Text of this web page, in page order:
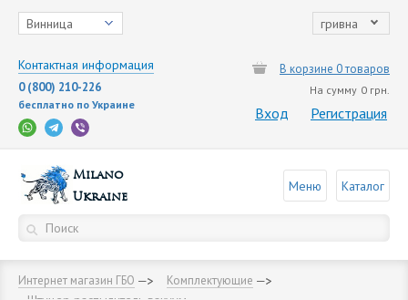
Винница гривна
Контактная информация
0 (800) 210-226
бесплатно по Украине
В корзине 0 товаров
На сумму 0 грн.
Вход Регистрация
Milano
Ukraine
Меню Каталог
Интернет магазин ГБО Комплектующие